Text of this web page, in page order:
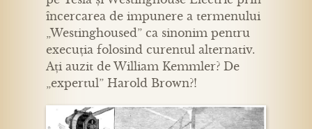
încercarea de impunere a termenului
„Westinghoused” ca sinonim pentru
execuția folosind curentul alternativ.
Ați auzit de William Kemmler? De
„expertul” Harold Brown?!